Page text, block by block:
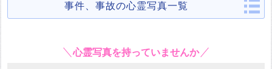
事件、事故の心霊写真一覧
心霊写真を持っていませんか